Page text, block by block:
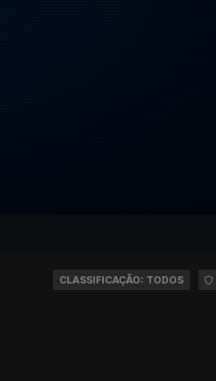
CLASSIFICAÇÃO: TODOS